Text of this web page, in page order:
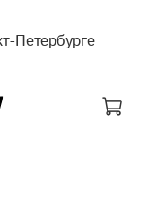
Петербурге